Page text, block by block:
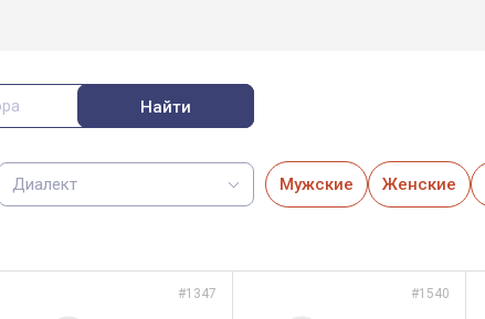
Найти
Диалект Мужские Женские
#1347 #1540